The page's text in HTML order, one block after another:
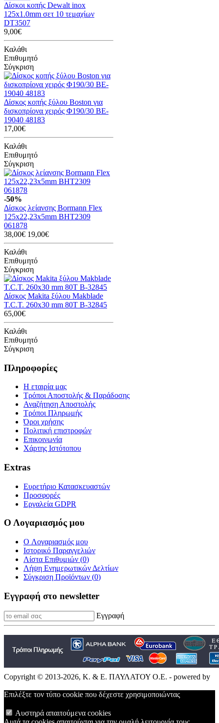
Δίσκοι κοπής Dewalt inox
125x1.0mm σετ 10 τεμαχίων
DT3507
9,00€
Καλάθι
Επιθυμητό
Σύγκριση
Δίσκος κοπής ξύλου Boston για
δισκοπρίονα χειρός Φ190/30 BE-
19040 48183
17,00€
Καλάθι
Επιθυμητό
Σύγκριση
-50%
Δίσκος λείανσης Bormann Flex
125x22,23x5mm BHT2309
061878
38,00€ 19,00€
Καλάθι
Επιθυμητό
Σύγκριση
Δίσκος Makita ξύλου Makblade
T.C.T. 260x30 mm 80T B-32845
65,00€
Καλάθι
Επιθυμητό
Σύγκριση
Πληροφορίες
Η εταιρία μας
Τρόποι Αποστολής & Παράδοσης
Αναζήτηση Αποστολής
Τρόποι Πληρωμής
Όροι χρήσης
Πολιτική επιστροφών
Επικοινωνία
Χάρτης Ιστότοπου
Extras
Ευρετήριο Κατασκευαστών
Προσφορές
Εργαλεία GDPR
Ο Λογαριασμός μου
O Λογαριασμός μου
Ιστορικό Παραγγελιών
Λίστα Επιθυμιών (0)
Λήψη Ενημερωτικών Δελτίων
Σύγκριση Προϊόντων (0)
Εγγραφή στο newsletter
Εγγραφή
Copyright © 2013-2026, Κ. & Ε. ΠΑΥΛΑΤΟΥ Ο.Ε. - powered by
Επιλέξτε τον τύπο cookie που δέχεστε χρησιμοποιώντας
Αυστηρά απαιτούμενα cookies